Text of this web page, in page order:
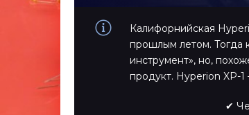
Калифорнийская
прошлым летом. Тогда
инструмент», но,
продукт. Hyperion XP-
✔